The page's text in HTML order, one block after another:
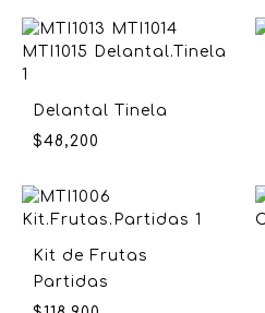
Delantal Tinela
$48,200
Kit de Frutas
Partidas